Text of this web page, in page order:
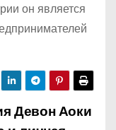
он является
Девон Аоки